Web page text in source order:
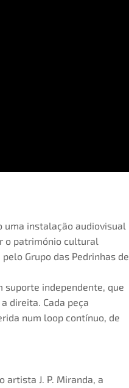
uma instalação audiovisual
o património cultural
Grupo das Pedrinhas de
suporte independente, que
direita. Cada peça
num loop contínuo, de
artista J. P. Miranda, a